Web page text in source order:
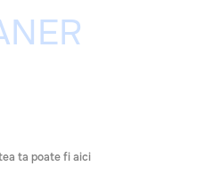
ta poate fi aici